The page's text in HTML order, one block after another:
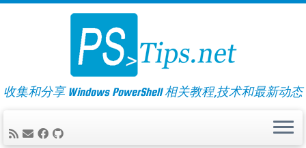
Skip
收集和分享 Windows PowerShell 相关教程,技术和最新动态